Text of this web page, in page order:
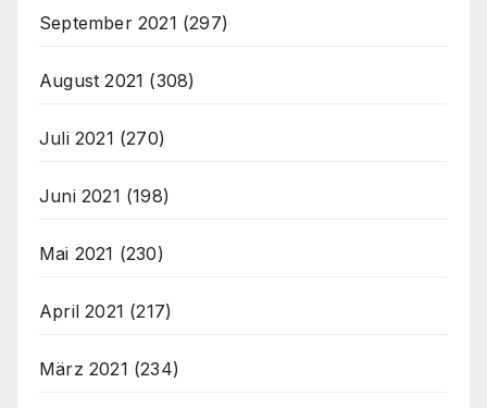
September 2021 (297)
August 2021 (308)
Juli 2021 (270)
Juni 2021 (198)
Mai 2021 (230)
April 2021 (217)
März 2021 (234)